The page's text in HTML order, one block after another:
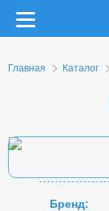
Главная Каталог
Бренд: